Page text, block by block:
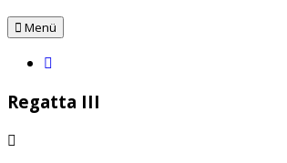
Menü
Regatta III